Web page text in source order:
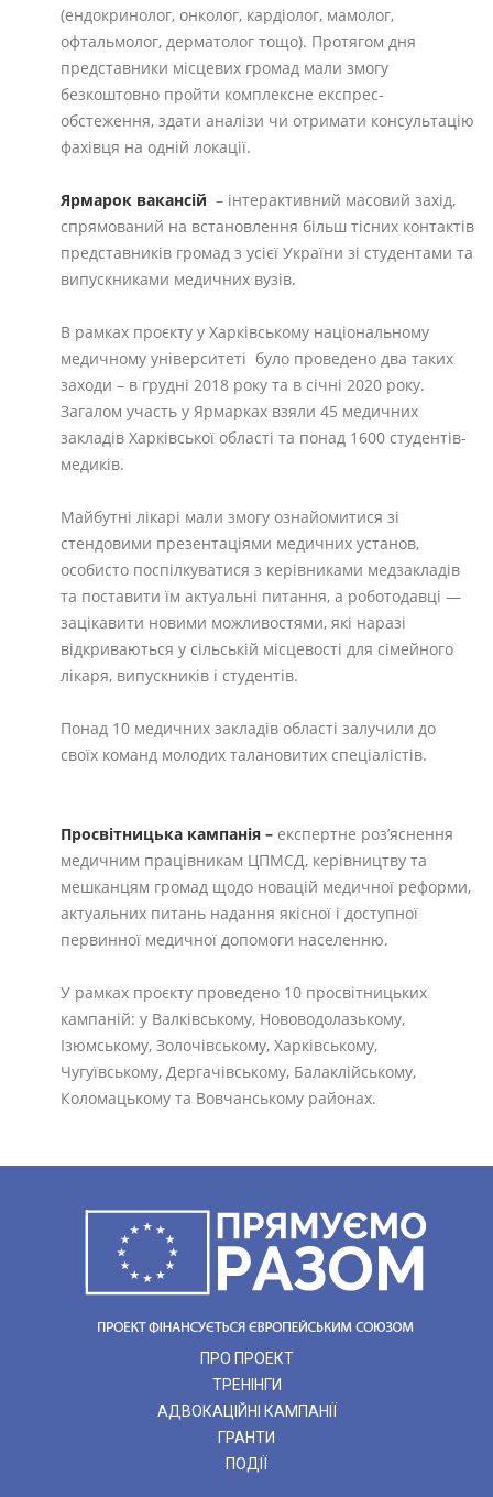
(ендокринолог, онколог, кардіолог, мамолог,
офтальмолог, дерматолог тощо). Протягом дня
представники місцевих громад мали змогу
безкоштовно пройти комплексне експрес-
обстеження, здати аналізи чи отримати консультацію
фахівця на одній локації.
Ярмарок вакансій – інтерактивний масовий захід,
спрямований на встановлення більш тісних контактів
представників громад з усієї України зі студентами та
випускниками медичних вузів.
В рамках проєкту у Харківському національному
медичному університеті було проведено два таких
заходи – в грудні 2018 року та в січні 2020 року.
Загалом участь у Ярмарках взяли 45 медичних
закладів Харківської області та понад 1600 студентів-
медиків.
Майбутні лікарі мали змогу ознайомитися зі
стендовими презентаціями медичних установ,
особисто поспілкуватися з керівниками медзакладів
та поставити їм актуальні питання, а роботодавці —
зацікавити новими можливостями, які наразі
відкриваються у сільській місцевості для сімейного
лікаря, випускників і студентів.
Понад 10 медичних закладів області залучили до
своїх команд молодих талановитих спеціалістів.
Просвітницька кампанія – експертне роз’яснення
медичним працівникам ЦПМСД, керівництву та
мешканцям громад щодо новацій медичної реформи,
актуальних питань надання якісної і доступної
первинної медичної допомоги населенню.
У рамках проєкту проведено 10 просвітницьких
кампаній: у Валківському, Нововодолазькому,
Ізюмському, Золочівському, Харківському,
Чугуївському, Дергачівському, Балаклійському,
Коломацькому та Вовчанському районах.
ПРО ПРОЕКТ
ТРЕНІНГИ
АДВОКАЦІЙНІ КАМПАНІЇ
ГРАНТИ
ПОДІЇ